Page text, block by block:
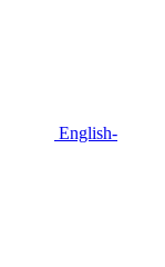
English-